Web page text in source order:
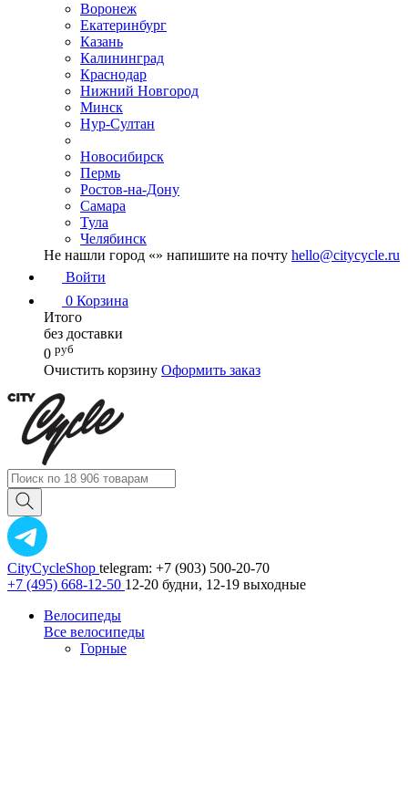
Воронеж
Екатеринбург
Казань
Калининград
Краснодар
Нижний Новгород
Минск
Нур-Султан
Новосибирск
Пермь
Ростов-на-Дону
Самара
Тула
Челябинск
Не нашли город «» напишите на почту hello@citycycle.ru
Войти
0 Корзина
Итого
без доставки
0 руб
Очистить корзину Оформить заказ
CityCycleShop telegram: +7 (903) 500-20-70
+7 (495) 668-12-50 12-20 будни, 12-19 выходные
Велосипеды
Все велосипеды
Горные